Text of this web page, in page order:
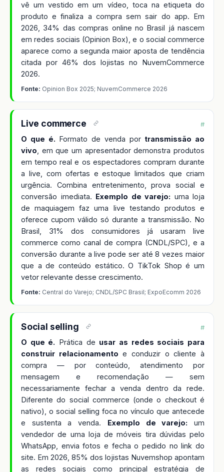
vê um vestido em um vídeo, toca na etiqueta do
produto e finaliza a compra sem sair do app. Em
2026, 34% das compras online no Brasil já nascem
em redes sociais (Opinion Box), e o social commerce
aparece como a segunda maior aposta de tendência
citada por 46% dos lojistas no NuvemCommerce
2026.
Fonte: Opinion Box 2025; NuvemCommerce 2026
Live commerce #
O que é. Formato de venda por transmissão ao
vivo , em que um apresentador demonstra produtos
em tempo real e os espectadores compram durante
a live, com ofertas e estoque limitados que criam
urgência. Combina entretenimento, prova social e
conversão imediata. Exemplo de varejo: uma loja
de maquiagem faz uma live testando produtos e
oferece cupom válido só durante a transmissão. No
Brasil, 31% dos consumidores já usaram live
commerce como canal de compra (CNDL/SPC), e a
conversão durante a live pode ser até 8 vezes maior
que a de conteúdo estático. O TikTok Shop é um
vetor relevante desse crescimento.
Fonte: Central do Varejo; CNDL/SPC Brasil; ExpoEcomm 2026
Social selling #
O que é. Prática de usar as redes sociais para
construir relacionamento e conduzir o cliente à
compra — por conteúdo, atendimento por
mensagem e recomendação — sem
necessariamente fechar a venda dentro da rede.
Diferente do social commerce (onde o checkout é
nativo), o social selling foca no vínculo que antecede
e sustenta a venda. Exemplo de varejo: um
vendedor de uma loja de móveis tira dúvidas pelo
WhatsApp, envia fotos e fecha o pedido no link do
site. Em 2026, 85% dos lojistas Nuvemshop apontam
as redes sociais como principal estratégia de